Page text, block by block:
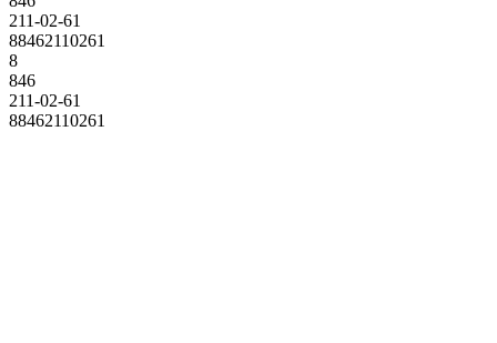
211-02-61
88462110261
8
846
211-02-61
88462110261